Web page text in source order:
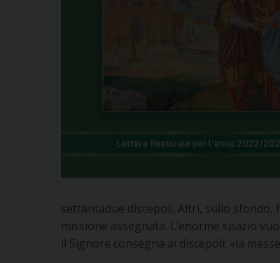
settantadue discepoli. Altri, sullo sfondo,
missione assegnata. L’enorme spazio
il Signore consegna ai discepoli: «la